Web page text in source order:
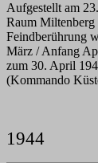
Aufgestellt am
Raum Miltenberg
Feindberührung
März / Anfang
zum 30. April
(Kommando
1944